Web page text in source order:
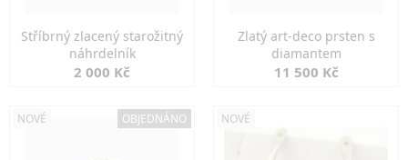
Stříbrný zlacený starožitný
náhrdelník
2 000 Kč
Zlatý art-deco prsten s
diamantem
11 500 Kč
NOVÉ OBJEDNÁNO NOVÉ